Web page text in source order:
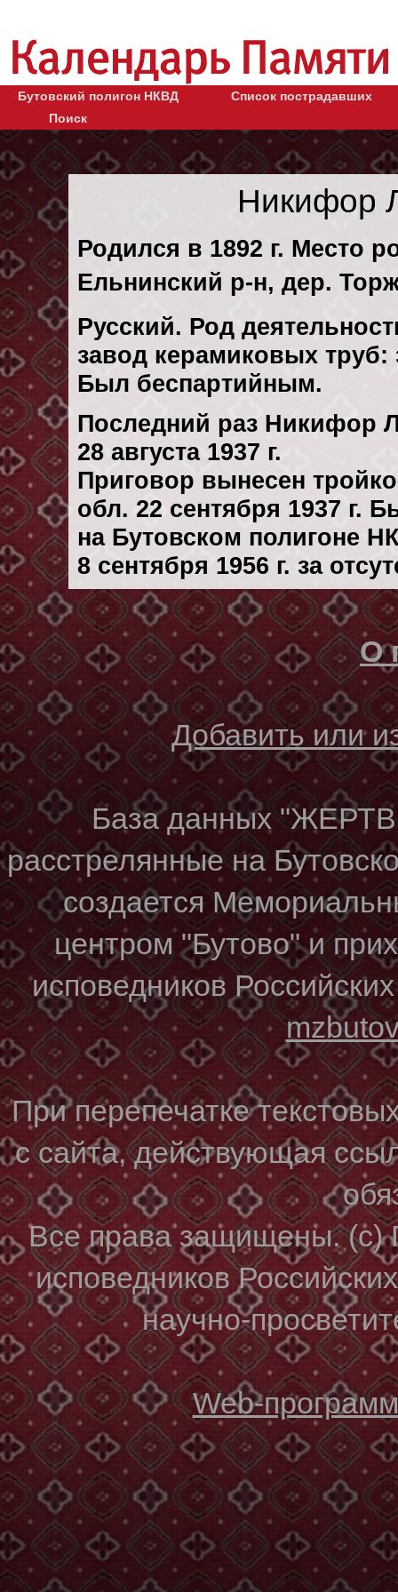
Бутовский полигон НКВД
Список пострадавших
Поиск
Никифор
Родился в 1892 г. Место
Ельнинский р-н, дер.
Русский. Род
завод керамиковых
Был беспартийным.
Последний раз Никифор
28 августа 1937 г.
Приговор вынесен
обл. 22 сентября 1937 г.
на Бутовском полигоне
8 сентября 1956 г. за
О
Добавить или
База данных
расстрелянные на
создается
центром "Бутово" и
исповедников
При перепечатке
с сайта, действующая
Все права защищены. (с)
исповедников
научно-
Web-